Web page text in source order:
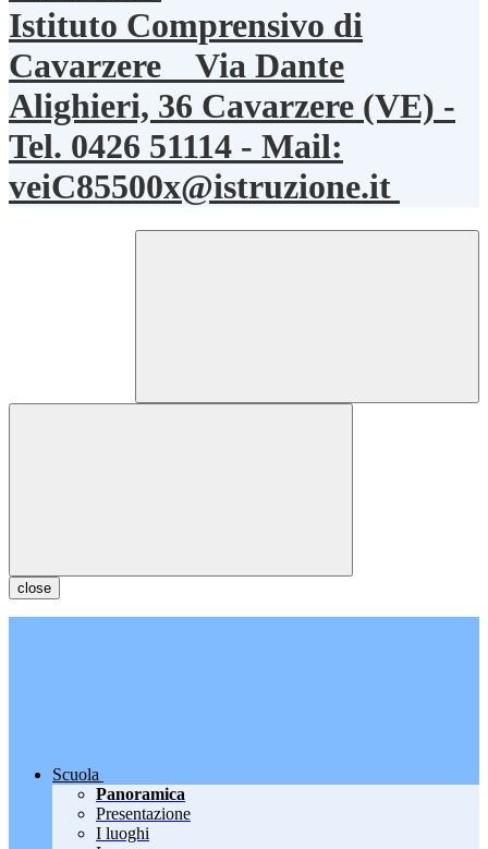
Istituto Comprensivo di
Cavarzere
Via Dante
Alighieri, 36 Cavarzere (VE) -
Tel. 0426 51114 - Mail:
veiC85500x@istruzione.it
close
Scuola
Panoramica
Presentazione
I luoghi